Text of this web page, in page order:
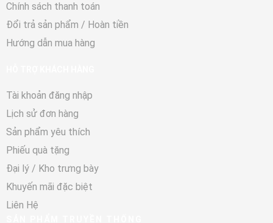
Chính sách thanh toán
Đổi trả sản phẩm / Hoàn tiền
Hướng dẫn mua hàng
Tài khoản đăng nhập
Lịch sử đơn hàng
Sản phẩm yêu thích
Phiếu quà tặng
Đại lý / Kho trưng bày
Khuyến mãi đặc biệt
Liên Hệ